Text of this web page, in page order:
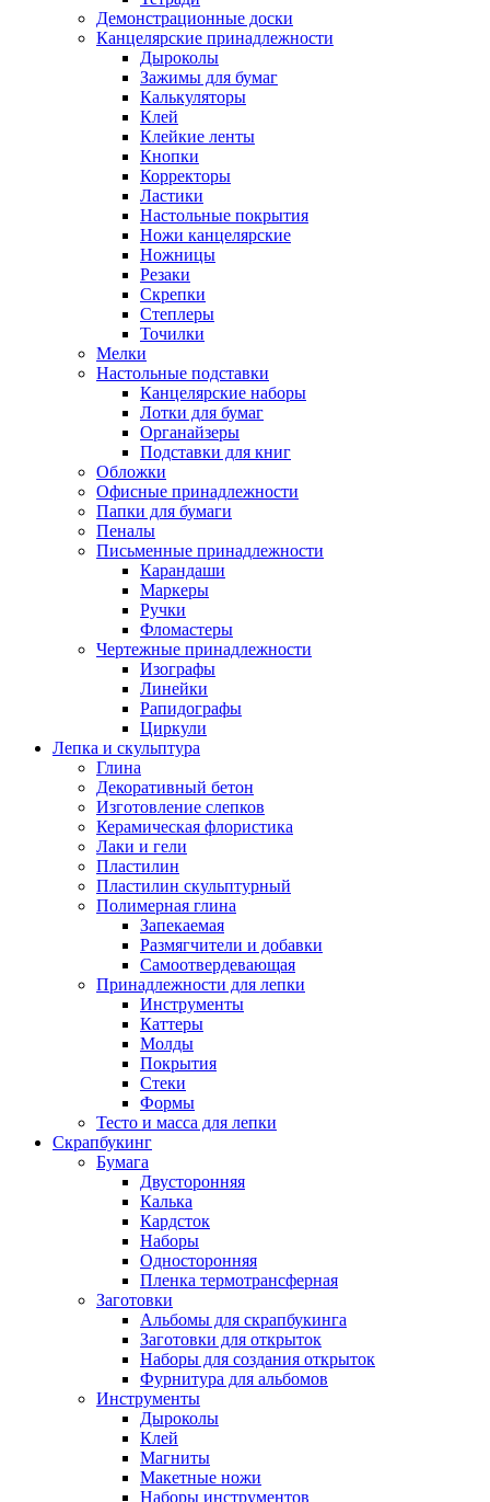
Демонстрационные доски
Канцелярские принадлежности
Дыроколы
Зажимы для бумаг
Калькуляторы
Клей
Клейкие ленты
Кнопки
Корректоры
Ластики
Настольные покрытия
Ножи канцелярские
Ножницы
Резаки
Скрепки
Степлеры
Точилки
Мелки
Настольные подставки
Канцелярские наборы
Лотки для бумаг
Органайзеры
Подставки для книг
Обложки
Офисные принадлежности
Папки для бумаги
Пеналы
Письменные принадлежности
Карандаши
Маркеры
Ручки
Фломастеры
Чертежные принадлежности
Изографы
Линейки
Рапидографы
Циркули
Лепка и скульптура
Глина
Декоративный бетон
Изготовление слепков
Керамическая флористика
Лаки и гели
Пластилин
Пластилин скульптурный
Полимерная глина
Запекаемая
Размягчители и добавки
Самоотвердевающая
Принадлежности для лепки
Инструменты
Каттеры
Молды
Покрытия
Стеки
Формы
Тесто и масса для лепки
Скрапбукинг
Бумага
Двусторонняя
Калька
Кардсток
Наборы
Односторонняя
Пленка термотрансферная
Заготовки
Альбомы для скрапбукинга
Заготовки для открыток
Наборы для создания открыток
Фурнитура для альбомов
Инструменты
Дыроколы
Клей
Магниты
Макетные ножи
Наборы инструментов